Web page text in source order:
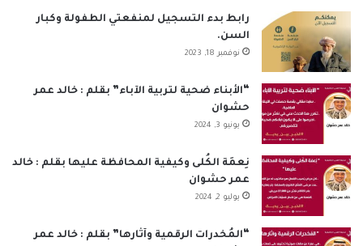
رابط بدء التسجيل لمنفعتي الطفولة وكبار
السن.
نوفمبر 18, 2023
“الأبناء ضحية لتربية الآباء” بقلم : خالد عمر
حشوان
يونيو 3, 2024
نِعمَة الكُلى وكيفية المحافظة عليها بقلم : خالد
عمر حشوان
يوليو 2, 2024
“المُخدرات الرقمية وآثارها” بقلم : خالد عمر